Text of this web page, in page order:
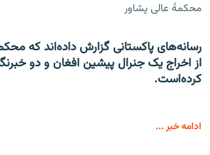
محکمۀ عالی پشاور
رسانه‌های پاکستانی گزارش داده‌اند که
از اخراج یک جنرال پیشین افغان و دو
کرده‌است.
ادامه خبر ...